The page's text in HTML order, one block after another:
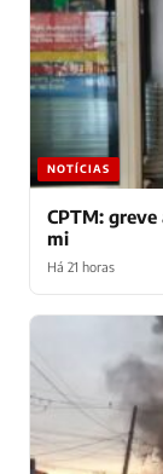
NOTÍCIAS
CPTM:
mi
Há 21 horas